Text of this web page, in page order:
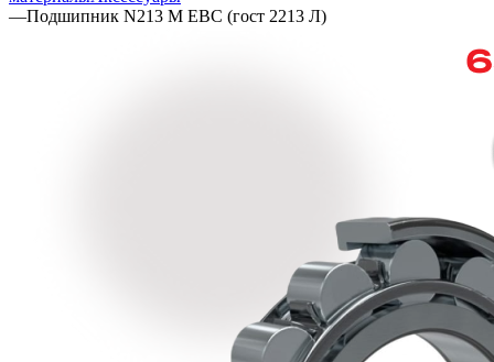
—Подшипник N213 M EBC (гост 2213 Л)